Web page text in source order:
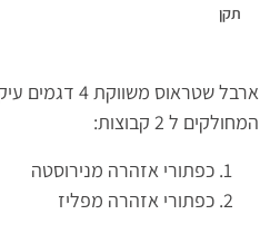
תקן
ארבל שטראוס משווקת 4 דגמים עיקריים של
המחולקים ל 2 קבוצות:
כפתורי אזהרה מנירוסטה
כפתורי אזהרה מפליז